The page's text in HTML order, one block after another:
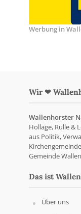
Werbung in
Wir ❤
Wallenhorster
Hollage, Rulle &
aus Politik,
Gemeinde
Das ist
Über uns